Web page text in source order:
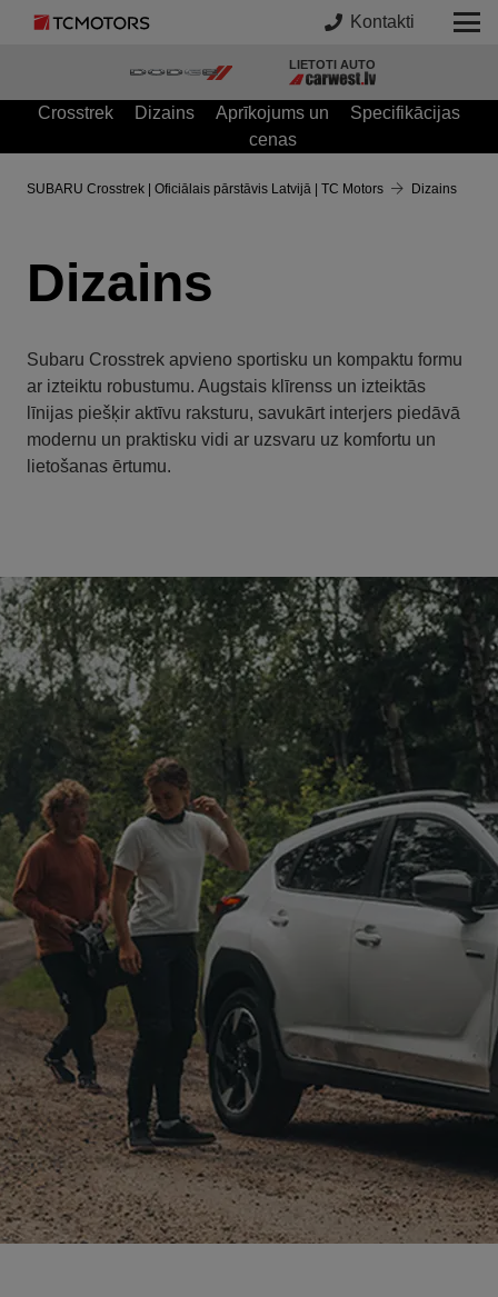
Kontakti
LIETOTI AUTO
Crosstrek Dizains
Aprīkojums un
cenas
Specifikācijas
SUBARU Crosstrek | Oficiālais pārstāvis Latvijā | TC Motors Dizains
Dizains
Subaru Crosstrek apvieno sportisku un kompaktu formu
ar izteiktu robustumu. Augstais klīrenss un izteiktās
līnijas piešķir aktīvu raksturu, savukārt interjers piedāvā
modernu un praktisku vidi ar uzsvaru uz komfortu un
lietošanas ērtumu.